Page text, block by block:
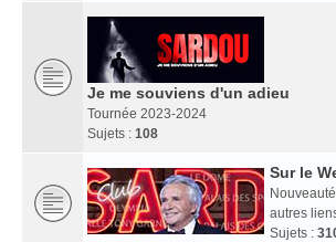
Je me souviens d'un adieu
Tournée 2023-2024
Sujets : 108
Sur le
autres
Sujets :